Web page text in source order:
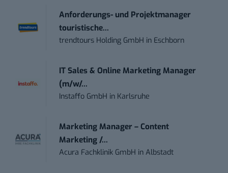
Anforderungs- und Projektmanager
touristische...
trendtours Holding GmbH in Eschborn
IT Sales & Online Marketing Manager
(m/w/...
Instaffo GmbH in Karlsruhe
Marketing Manager – Content
Marketing /...
Acura Fachklinik GmbH inAlbstadt